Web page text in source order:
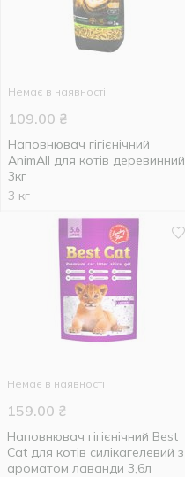
Немає в наявності
109.00 ₴
Наповнювач гігієнічний
AnimAll для котів деревинний
3кг
3 кг
Немає в наявності
159.00 ₴
Наповнювач гігієнічний Best
Cat для котів cилікагелевий з
ароматом лаванди 3,6л